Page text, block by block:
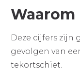
Deze cijfers zijn
gevolgen van
tekortschiet.